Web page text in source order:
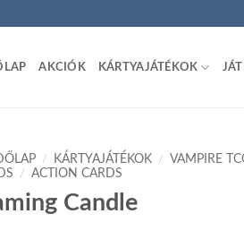
AKCIÓK KÁRTYAJÁTÉKOK
/ KÁRTYAJÁTÉKOK / VAMPIRE
/ ACTION CARDS
Candle